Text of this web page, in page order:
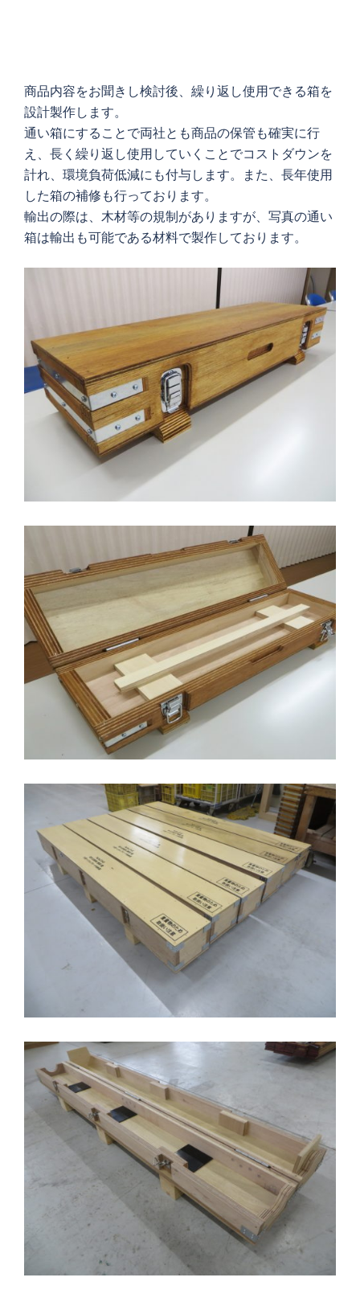
商品内容をお聞きし検討後、繰り返し使用できる箱を
設計製作します。
通い箱にすることで両社とも商品の保管も確実に行
え、長く繰り返し使用していくことでコストダウンを
計れ、環境負荷低減にも付与します。また、長年使用
した箱の補修も行っております。
輸出の際は、木材等の規制がありますが、写真の通い
箱は輸出も可能である材料で製作しております。